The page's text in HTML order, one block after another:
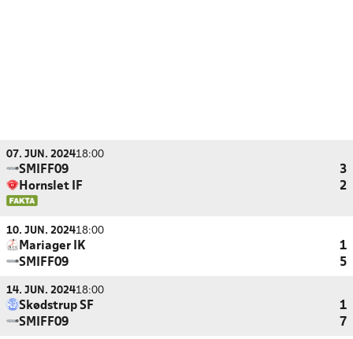
07. JUN. 202418:00
SMIFF09
3
Hornslet IF
2
10. JUN. 202418:00
Mariager IK
1
SMIFF09
5
14. JUN. 202418:00
Skødstrup SF
1
SMIFF09
7